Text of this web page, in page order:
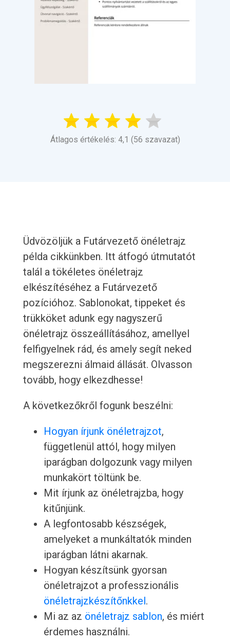
Átlagos értékelés: 4,1 (56 szavazat)
Üdvözöljük a Futárvezető önéletrajz
példa cikkünkben. Itt átfogó útmutatót
talál a tökéletes önéletrajz
elkészítéséhez a Futárvezető
pozícióhoz. Sablonokat, tippeket és
trükköket adunk egy nagyszerű
önéletrajz összeállításához, amellyel
felfigyelnek rád, és amely segít neked
megszerezni álmaid állását. Olvasson
tovább, hogy elkezdhesse!
A következőkről fogunk beszélni:
Hogyan írjunk önéletrajzot,
függetlenül attól, hogy milyen
iparágban dolgozunk vagy milyen
munkakört töltünk be.
Mit írjunk az önéletrajzba, hogy
kitűnjünk.
A legfontosabb készségek,
amelyeket a munkáltatók minden
iparágban látni akarnak.
Hogyan készítsünk gyorsan
önéletrajzot a professzionális
önéletrajzkészítőnkkel.
Mi az az önéletrajz sablon, és miért
érdemes használni.